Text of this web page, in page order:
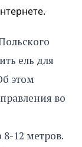
ель для
этом
во
12 метров.